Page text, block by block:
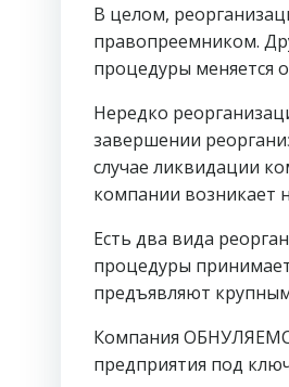
В целом,
правопреемником.
процедуры меняется
Нередко
завершении
случае ликвидации
компании возникает
Есть два вида
процедуры
предъявляют
Компания
предприятия под